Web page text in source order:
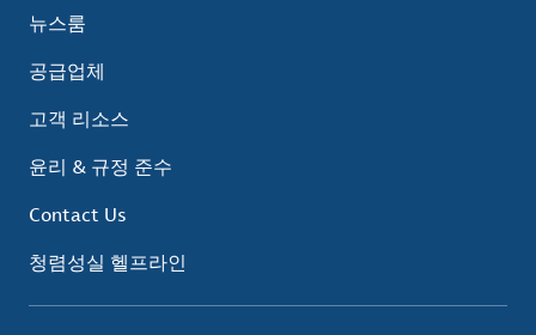
뉴스룸
공급업체
고객 리소스
윤리 & 규정 준수
Contact Us
청렴성실 헬프라인